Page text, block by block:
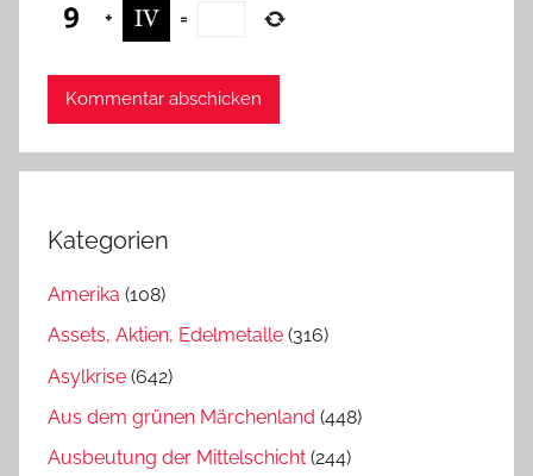
+ =
Kategorien
Amerika (108)
Assets, Aktien, Edelmetalle (316)
Asylkrise (642)
Aus dem grünen Märchenland (448)
Ausbeutung der Mittelschicht (244)